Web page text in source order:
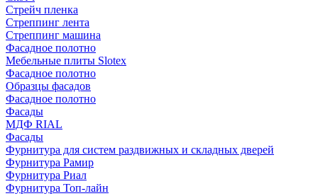
Стрейч пленка
Стреппинг лента
Стреппинг машина
Фасадное полотно
Мебельные плиты Slotex
Фасадное полотно
Образцы фасадов
Фасадное полотно
Фасады
МДФ RIAL
Фасады
Фурнитура для систем раздвижных и складных дверей
Фурнитура Рамир
Фурнитура Риал
Фурнитура Топ-лайн